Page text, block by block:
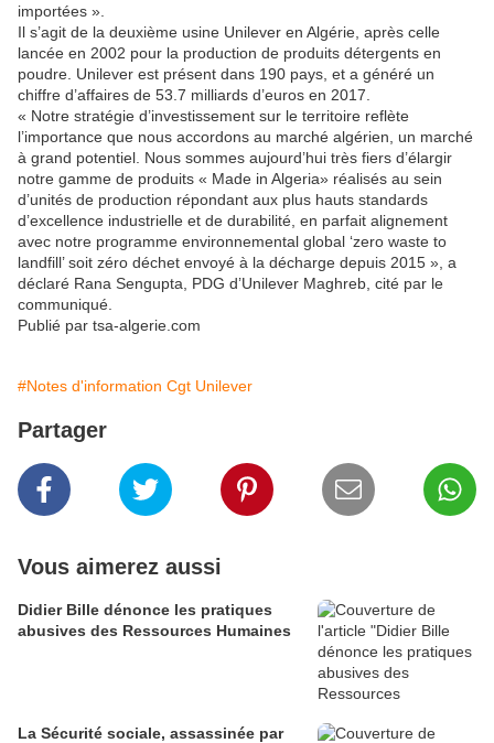
importées ».
Il s’agit de la deuxième usine Unilever en Algérie, après celle
lancée en 2002 pour la production de produits détergents en
poudre. Unilever est présent dans 190 pays, et a généré un
chiffre d’affaires de 53.7 milliards d’euros en 2017.
« Notre stratégie d’investissement sur le territoire reflète
l’importance que nous accordons au marché algérien, un marché
à grand potentiel. Nous sommes aujourd’hui très fiers d’élargir
notre gamme de produits « Made in Algeria» réalisés au sein
d’unités de production répondant aux plus hauts standards
d’excellence industrielle et de durabilité, en parfait alignement
avec notre programme environnemental global ‘zero waste to
landfill’ soit zéro déchet envoyé à la décharge depuis 2015 », a
déclaré Rana Sengupta, PDG d’Unilever Maghreb, cité par le
communiqué.
Publié par tsa-algerie.com
#Notes d'information Cgt Unilever
Partager
Vous aimerez aussi
Didier Bille dénonce les pratiques
abusives des Ressources Humaines
La Sécurité sociale, assassinée par